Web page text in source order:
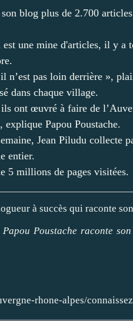
blog plus de 2.700
une mine d'articles, il y
n’est pas loin derrière »,
dans chaque village.
ont œuvré à faire de
Papou Poustache.
Jean Piludu
entier.
5 millions de pages visitées.
Poustache raconte
rhone-alpes/